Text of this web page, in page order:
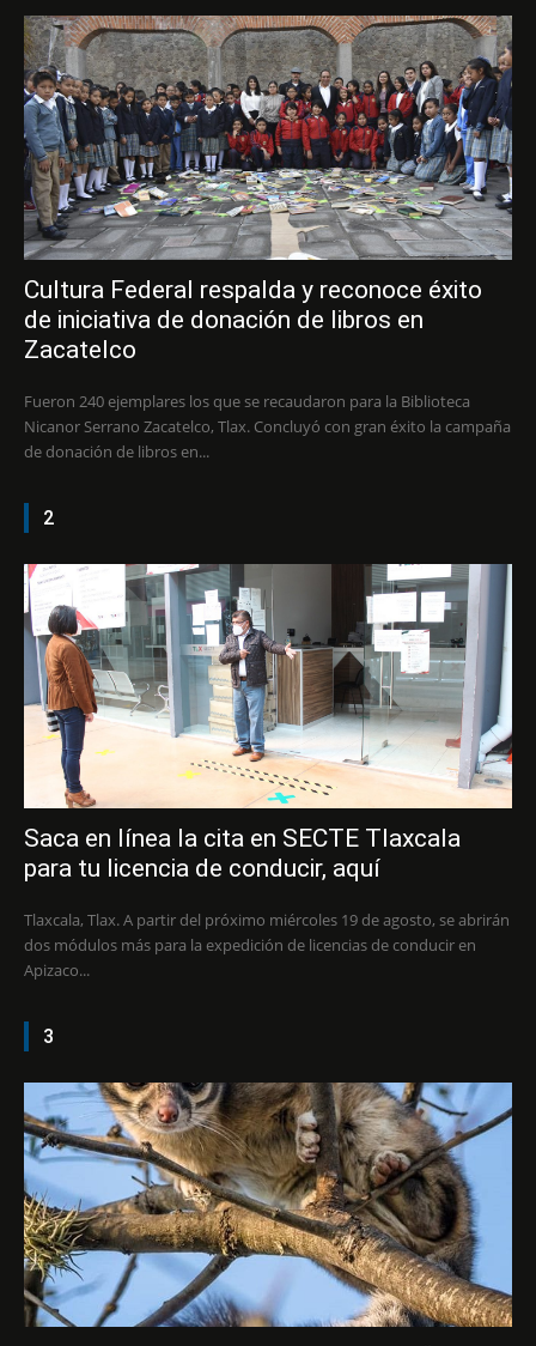
Cultura Federal respalda y reconoce éxito
de iniciativa de donación de libros en
Zacatelco
Fueron 240 ejemplares los que se recaudaron para la Biblioteca
Nicanor Serrano Zacatelco, Tlax. Concluyó con gran éxito la campaña
de donación de libros en...
2
Saca en línea la cita en SECTE Tlaxcala
para tu licencia de conducir, aquí
Tlaxcala, Tlax. A partir del próximo miércoles 19 de agosto, se abrirán
dos módulos más para la expedición de licencias de conducir en
Apizaco...
3